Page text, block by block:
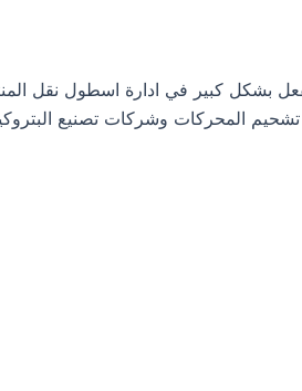
وهي تشارك بالفعل بشكل كبير في
المحركات وشركات تصنيع